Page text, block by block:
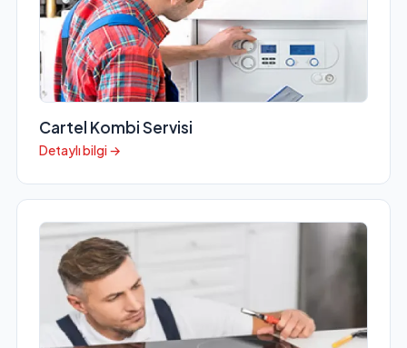
Cartel Kombi Servisi
Detaylı bilgi →